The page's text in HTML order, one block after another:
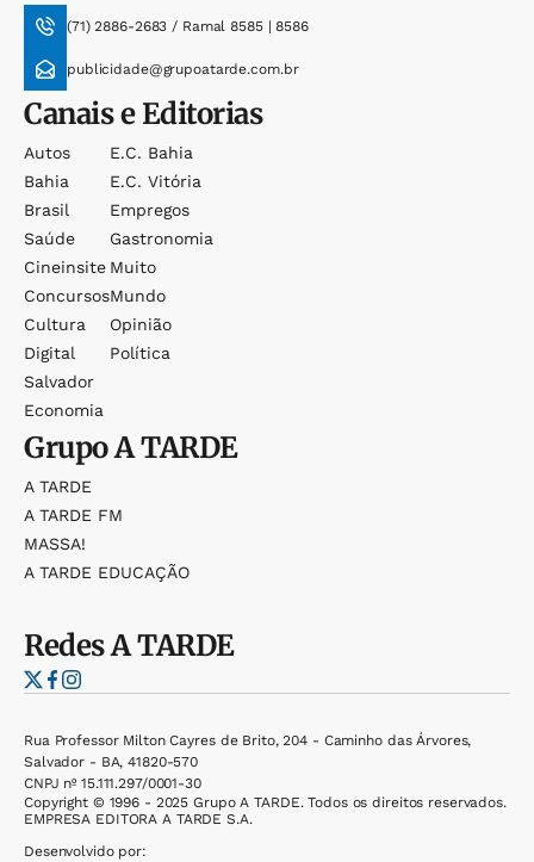
(71) 2886-2683 / Ramal 8585 | 8586
publicidade@grupoatarde.com.br
Canais e Editorias
Autos
Bahia
Brasil
Saúde
Cineinsite
Concursos
Cultura
Digital
Salvador
Economia
E.c. Bahia
E.c. Vitória
Empregos
Gastronomia
Muito
Mundo
Opinião
Política
GrupoA TARDE
A TARDE
A TARDE FM
MASSA!
A TARDE EDUCAÇÃO
RedesA TARDE
Rua Professor Milton Cayres de Brito, 204 - Caminho das Árvores,
Salvador - BA, 41820-570
CNPJ nº 15.111.297/0001-30
Copyright © 1996 - 2025 Grupo A TARDE. Todos os direitos reservados.
EMPRESA EDITORA A TARDE S.A.
Desenvolvido por: